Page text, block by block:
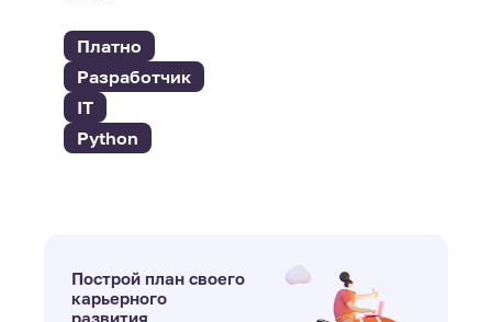
Платно
Разработчик
IT
Python
Построй план своего
карьерного
развития